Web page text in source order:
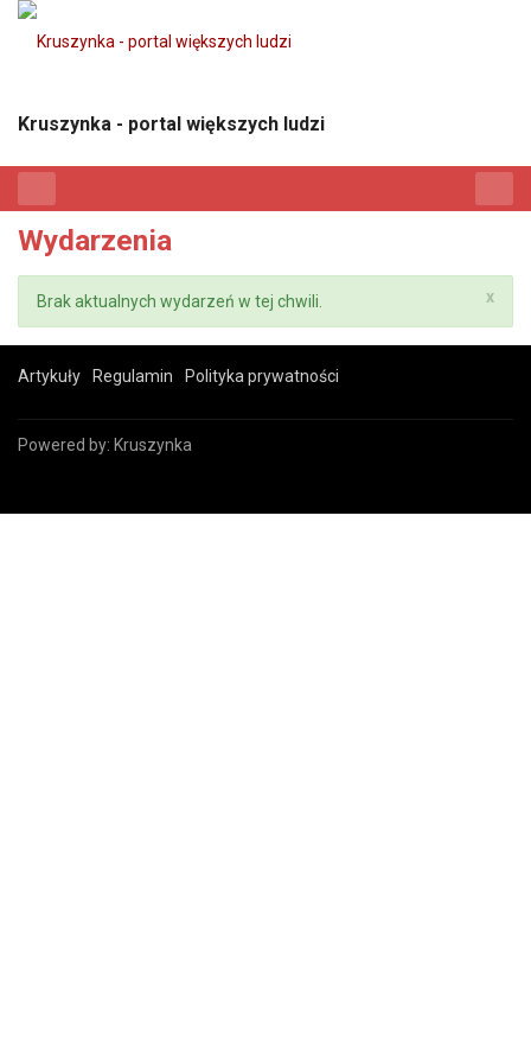
Kruszynka - portal większych ludzi
Wydarzenia
x
Brak aktualnych wydarzeń w tej chwili.
Artykuły Regulamin Polityka prywatności
Powered by: Kruszynka